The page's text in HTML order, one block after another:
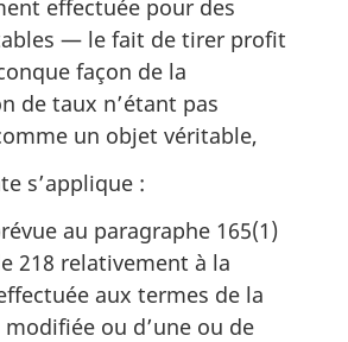
effectuée pour des
— le fait de tirer profit
façon de la
de taux n’étant pas
un objet véritable,
s’applique :
au paragraphe 165(1)
218 relativement à la
aux termes de la
ou d’une ou de